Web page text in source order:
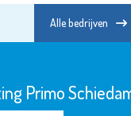
Alle bedrijven
Schiedam